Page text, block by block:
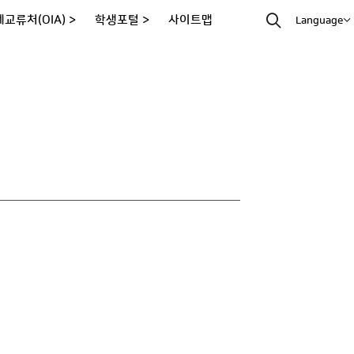
교류처(OIA) > 학생포털 > 사이트맵 Language